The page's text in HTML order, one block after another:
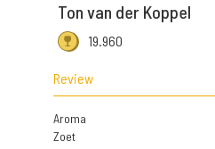
Ton van der Koppel
19.960
Review
Aroma
Zoet